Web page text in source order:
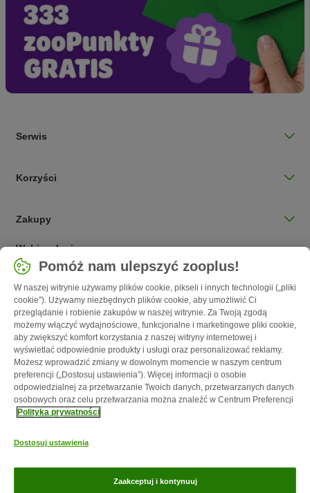
Serwis
Korzyści
Zakupy
Wybierz kraj
Polska / PL
Follow zooplus
O nas Kariera - Kraków
odstąpienia od umowy
Kontakt Informacje o przesyłce
Metody
Program partnerski Korzyści
Pomóż nam ulepszyć zooplus!
W naszej witrynie używamy plików cookie, pikseli i innych technologii („pliki
cookie”). Używamy niezbędnych plików cookie, aby umożliwić Ci
przeglądanie i robienie zakupów w naszej witrynie. Za Twoją zgodą
możemy włączyć wydajnościowe, funkcjonalne i marketingowe pliki cookie,
aby zwiększyć komfort korzystania z naszej witryny internetowej i
wyświetlać odpowiednie produkty i usługi oraz personalizować reklamy.
Możesz wprowadzić zmiany w dowolnym momencie w naszym centrum
preferencji („Dostosuj ustawienia”). Więcej informacji o osobie
odpowiedzialnej za przetwarzanie Twoich danych, przetwarzanych danych
osobowych oraz celu przetwarzania można znaleźć w Centrum Preferencji
Polityka prywatności
Dostosuj ustawienia
Zaakceptuj i kontynuuj